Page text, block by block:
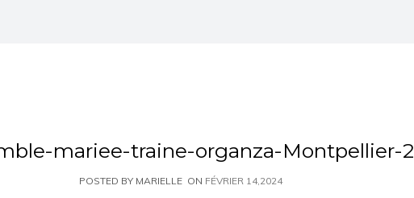
mariee-traine-organza-Montpellier-2
POSTED BY MARIELLE ON FÉVRIER 14,2024